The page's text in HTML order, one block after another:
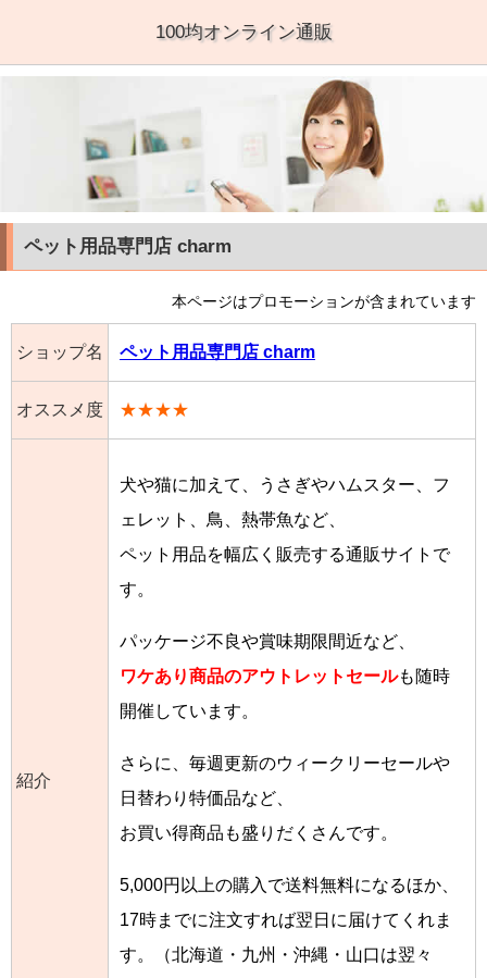
100均オンライン通販
ペット用品専門店 charm
本ページはプロモーションが含まれています
ショップ名 ペット用品専門店 charm
オススメ度 ★★★★
紹介
犬や猫に加えて、うさぎやハムスター、フ
ェレット、鳥、熱帯魚など、
ペット用品を幅広く販売する通販サイトで
す。
パッケージ不良や賞味期限間近など、
ワケあり商品のアウトレットセールも随時
開催しています。
さらに、毎週更新のウィークリーセールや
日替わり特価品など、
お買い得商品も盛りだくさんです。
5,000円以上の購入で送料無料になるほか、
17時までに注文すれば翌日に届けてくれま
す。（北海道・九州・沖縄・山口は翌々